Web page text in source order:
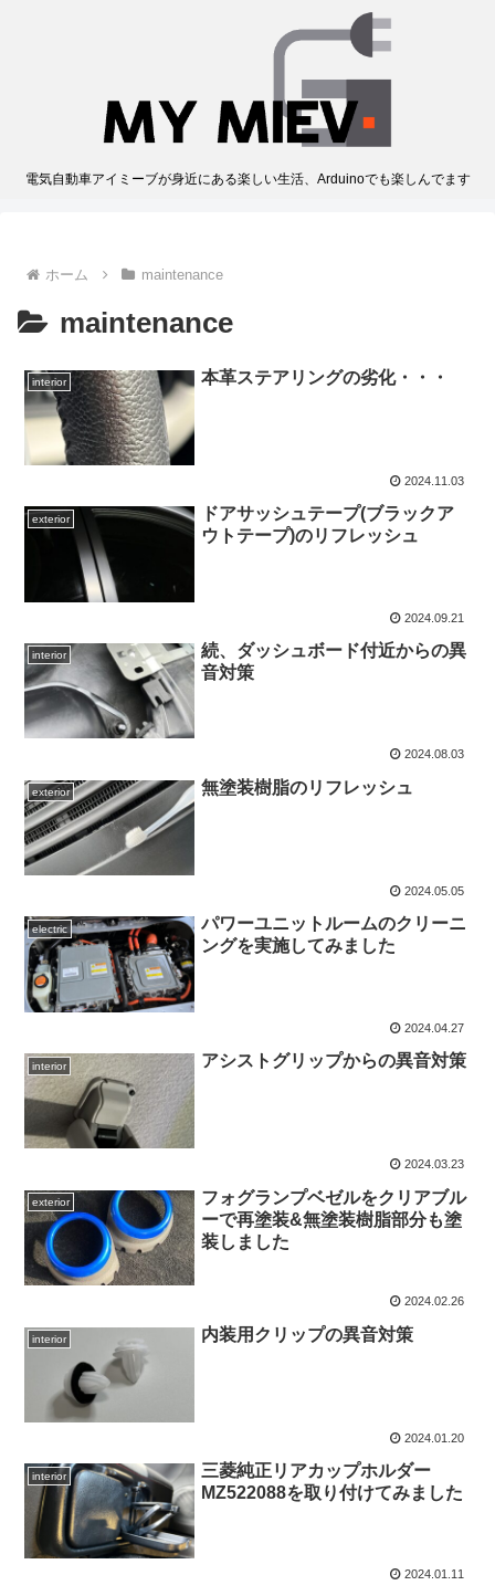
電気自動車アイミーブが身近にある楽しい生活、Arduinoでも楽しんでます
ホーム maintenance
maintenance
interior 本革ステアリングの劣化・・・
2024.11.03
exterior
ドアサッシュテープ(ブラックア
ウトテープ)のリフレッシュ
2024.09.21
interior
続、ダッシュボード付近からの異
音対策
2024.08.03
exterior 無塗装樹脂のリフレッシュ
2024.05.05
electric
パワーユニットルームのクリーニ
ングを実施してみました
2024.04.27
interior アシストグリップからの異音対策
2024.03.23
exterior
フォグランプベゼルをクリアブル
ーで再塗装&無塗装樹脂部分も塗
装しました
2024.02.26
interior 内装用クリップの異音対策
2024.01.20
interior
三菱純正リアカップホルダー
MZ522088を取り付けてみました
2024.01.11